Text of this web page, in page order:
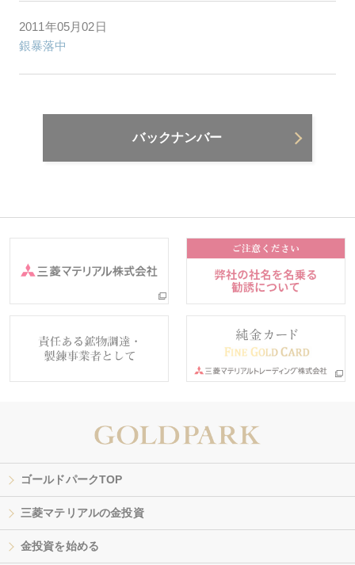
2011年05月02日
銀暴落中
バックナンバー
ゴールドパークTOP
三菱マテリアルの金投資
金投資を始める